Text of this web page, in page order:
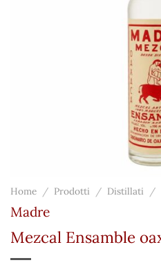
Home / Prodotti / Distillati /
Madre
Mezcal Ensamble